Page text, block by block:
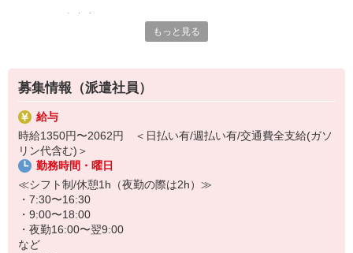
・患者さんのお手伝い、介助
など
サポート業務が中心なので、難しいことは特にありません！無資
格・未経験でもすぐに活躍できますよ♪ブランクがあっても問題な
し！
残業もありません！プライベートの予定も立てやすい♪お仕事のあと
にスグ推し事もできます◎
ご応募お待ちしております！
もっと見る
募集情報（派遣社員）
給与
時給1350円〜2062円 ＜日払い有/週払い有/交通費全支給(ガソ
リン代含む)＞
勤務時間・曜日
≪シフト制/休憩1h（夜勤の際は2h）≫
・7:30〜16:30
・9:00〜18:00
・夜勤16:00〜翌9:00
など